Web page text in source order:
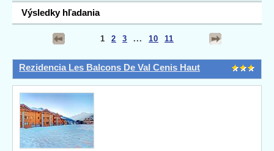
Výsledky hľadania
1 2 3 ... 10 11
Rezidencia Les Balcons De Val Cenis Haut